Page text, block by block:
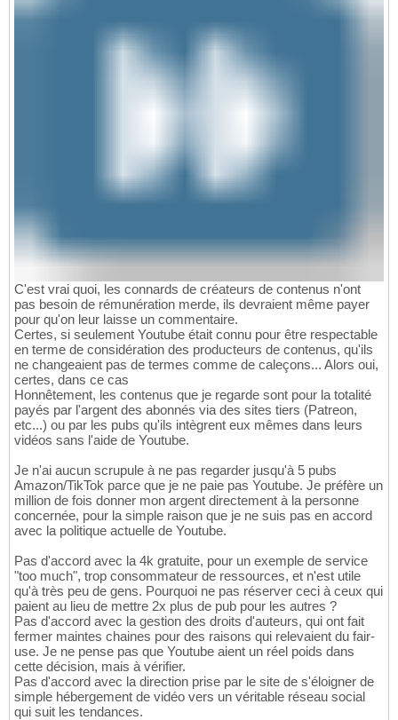
C'est vrai quoi, les connards de créateurs de contenus n'ont
pas besoin de rémunération merde, ils devraient même payer
pour qu'on leur laisse un commentaire.
Certes, si seulement Youtube était connu pour être respectable
en terme de considération des producteurs de contenus, qu'ils
ne changeaient pas de termes comme de caleçons... Alors oui,
certes, dans ce cas
Honnêtement, les contenus que je regarde sont pour la totalité
payés par l'argent des abonnés via des sites tiers (Patreon,
etc...) ou par les pubs qu'ils intègrent eux mêmes dans leurs
vidéos sans l'aide de Youtube.
Je n'ai aucun scrupule à ne pas regarder jusqu'à 5 pubs
Amazon/TikTok parce que je ne paie pas Youtube. Je préfère un
million de fois donner mon argent directement à la personne
concernée, pour la simple raison que je ne suis pas en accord
avec la politique actuelle de Youtube.
Pas d'accord avec la 4k gratuite, pour un exemple de service
"too much", trop consommateur de ressources, et n'est utile
qu'à très peu de gens. Pourquoi ne pas réserver ceci à ceux qui
paient au lieu de mettre 2x plus de pub pour les autres ?
Pas d'accord avec la gestion des droits d'auteurs, qui ont fait
fermer maintes chaines pour des raisons qui relevaient du fair-
use. Je ne pense pas que Youtube aient un réel poids dans
cette décision, mais à vérifier.
Pas d'accord avec la direction prise par le site de s'éloigner de
simple hébergement de vidéo vers un véritable réseau social
qui suit les tendances.